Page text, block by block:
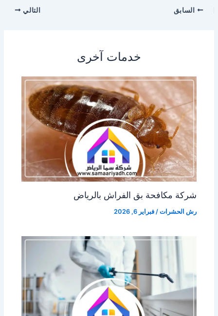
السابق التالي
خدمات آخرى
شركة مكافحة بق الفراش بالرياض
رش الحشرات /فبراير 6, 2026